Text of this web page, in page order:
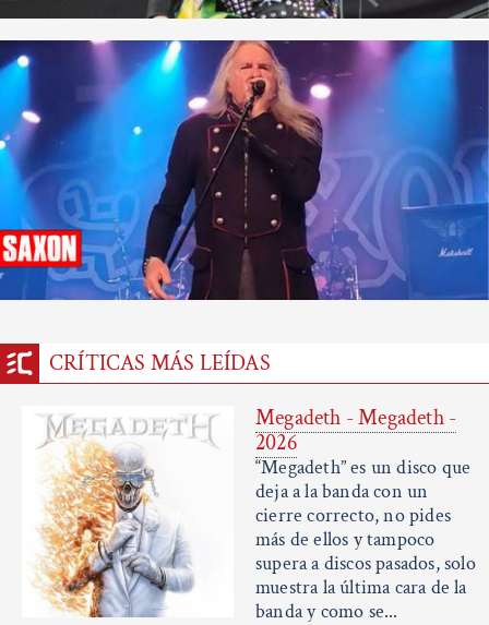
CRÍTICAS MÁS LEÍDAS
Megadeth - Megadeth -
2026
“Megadeth” es un disco que
deja a la banda con un
cierre correcto, no pides
más de ellos y tampoco
supera a discos pasados, solo
muestra la última cara de la
banda y como se...